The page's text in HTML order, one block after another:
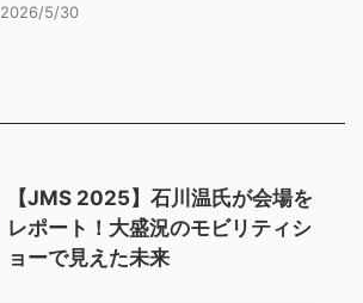
2026/5/30
【JMS 2025】石川温氏が会場を
レポート！大盛況のモビリティシ
ョーで見えた未来